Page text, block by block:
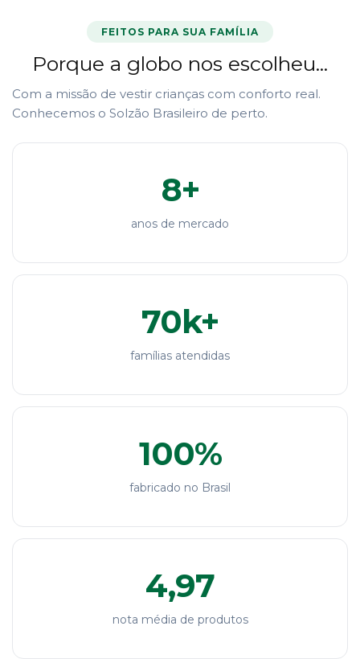
FEITOS PARA SUA FAMÍLIA
Porque a globo nos escolheu...
Com a missão de vestir crianças com conforto real.
Conhecemos o Solzão Brasileiro de perto.
8+
anos de mercado
70k+
famílias atendidas
100%
fabricado no Brasil
4,97
nota média de produtos